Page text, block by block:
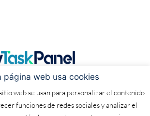
página web usa cookies
web se usan para personalizar el contenido
funciones de redes sociales y analizar el